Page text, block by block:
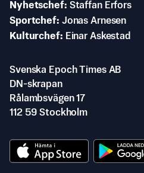
Nyhetschef Staffan Erfors
Sportchef Jonas Arnesen
Kulturchef
Einar Askestad
Svenska Epoch Times AB
DN-skrapan
Rålambsvägen 17
112 59 Stockholm